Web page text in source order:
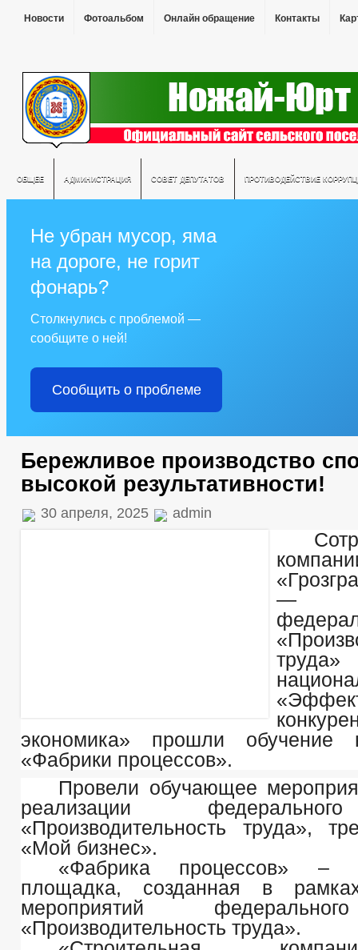
Новости Фотоальбом Онлайн обращение Контакты
ОБЩЕЕ АДМИНИСТРАЦИЯ СОВЕТ ДЕПУТАТОВ ПРОТИВОДЕЙСТВИЕ
Не убран мусор, яма
на дороге, не горит
фонарь?
Столкнулись с проблемой —
сообщите о ней!
Сообщить о проблеме
Бережливое производство
высокой результативности!
30 апреля, 2025 admin
—
экономика» прошли обучение
«Фабрики процессов».
Провели обучающее
реализации
«Производительность труда»,
«Мой бизнес».
«Фабрика процессов» –
площадка, созданная в
мероприятий
«Производительность труда».